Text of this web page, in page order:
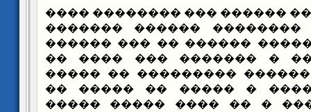
������ ������ ������ ���
�� ������ ��� ��������
�������� � ��������
������� ������� �
����� ������� ������
����� ���� ������ �
������ ��������� � ��